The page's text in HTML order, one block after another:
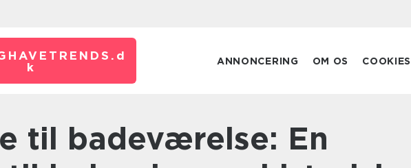
d
k
ANNONCERING OM OS COOKIES